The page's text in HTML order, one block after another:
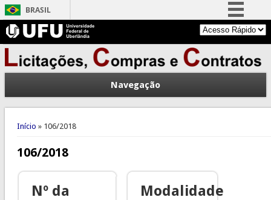
BRASIL
Simplifique!
Comunica BR
Participe
Acesso à informação
Legislação
Navegação
Você está aqui
Início » 106/2018
106/2018
Nº da
Modalidade